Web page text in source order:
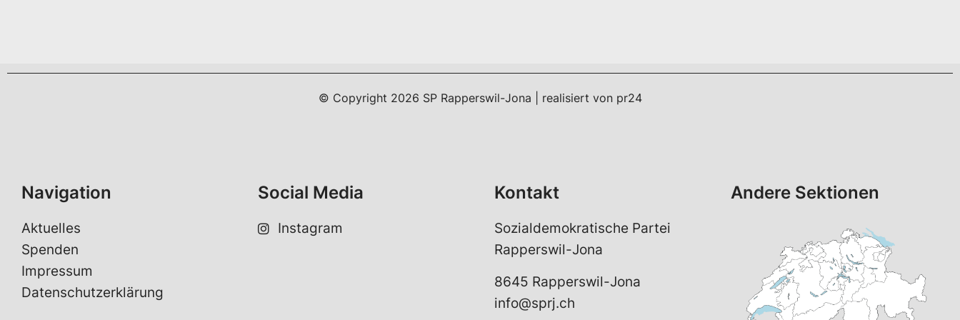
© Copyright 2026 SP Rapperswil-Jona | realisiert von pr24
Navigation
Aktuelles
Spenden
Impressum
Datenschutzerklärung
Social Media
Instagram
Kontakt
Sozialdemokratische Partei
Rapperswil-Jona
8645 Rapperswil-Jona
info@sprj.ch
Andere Sektionen